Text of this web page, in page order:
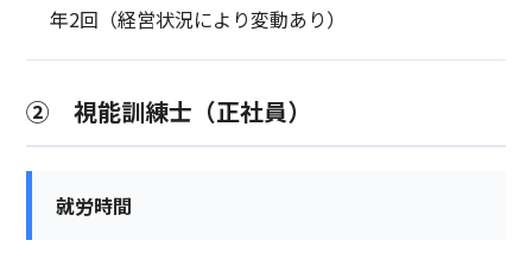
年2回（経営状況により変動あり）
② 視能訓練士（正社員）
就労時間